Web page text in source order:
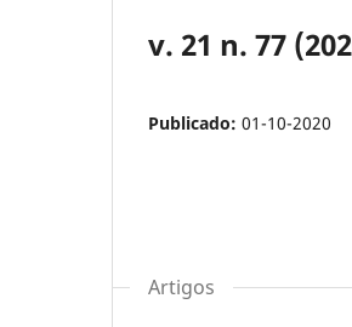
v. 21 n. 77
Publicado: 01-10-2020
Artigos